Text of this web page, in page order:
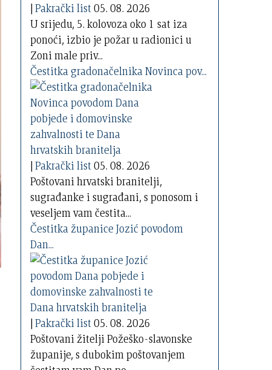
|Pakrački list05. 08. 2026
U srijedu, 5. kolovoza oko 1 sat iza
ponoći, izbio je požar u radionici u
Zoni male priv...
Čestitka gradonačelnika Novinca pov...
|Pakrački list05. 08. 2026
Poštovani hrvatski branitelji,
sugrađanke i sugrađani, s ponosom i
veseljem vam čestita...
Čestitka županice Jozić povodom
Dan...
|Pakrački list05. 08. 2026
Poštovani žitelji Požeško-slavonske
županije, s dubokim poštovanjem